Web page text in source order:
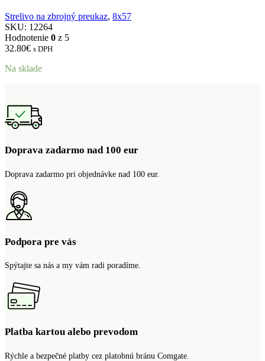
Strelivo na zbrojný preukaz, 8x57
SKU: 12264
Hodnotenie 0 z 5
32.80€ s DPH
Na sklade
Doprava zadarmo nad 100 eur
Doprava zadarmo pri objednávke nad 100 eur.
Podpora pre vás
Spýtajte sa nás a my vám radi poradíme.
Platba kartou alebo prevodom
Rýchle a bezpečné platby cez platobnú bránu Comgate.